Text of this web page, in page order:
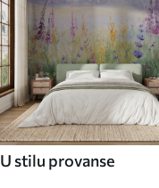
U stilu provanse